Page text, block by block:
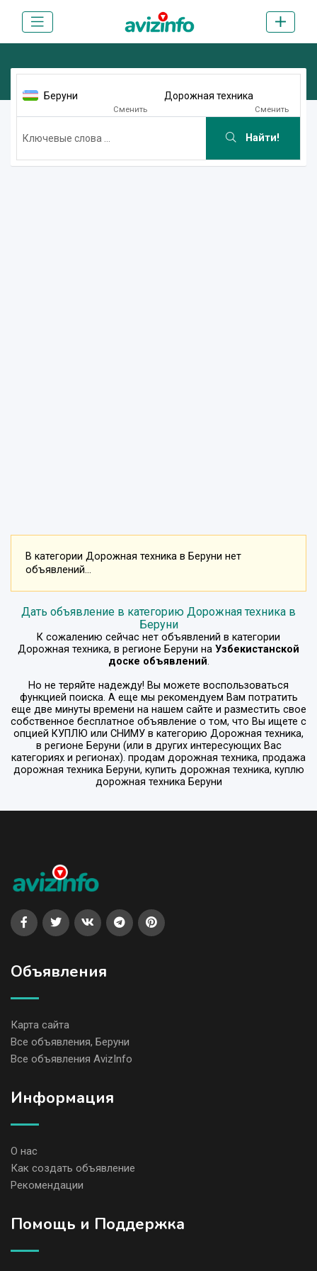
Беруни
Сменить
Дорожная техника
Сменить
Найти!
В категории Дорожная техника в Беруни нет
объявлений...
Дать объявление в категорию Дорожная техника в
Беруни
К сожалению сейчас нет объявлений в категории
Дорожная техника, в регионе Беруни на Узбекистанской
доске объявлений.
Но не теряйте надежду! Вы можете воспользоваться
функцией поиска. А еще мы рекомендуем Вам потратить
еще две минуты времени на нашем сайте и разместить свое
собственное бесплатное объявление о том, что Вы ищете с
опцией КУПЛЮ или СНИМУ в категорию Дорожная техника,
в регионе Беруни (или в других интересующих Вас
категориях и регионах). продам дорожная техника, продажа
дорожная техника Беруни, купить дорожная техника, куплю
дорожная техника Беруни
Объявления
Карта сайта
Все объявления, Беруни
Все объявления AvizInfo
Информация
О нас
Как создать объявление
Рекомендации
Помощь и Поддержка